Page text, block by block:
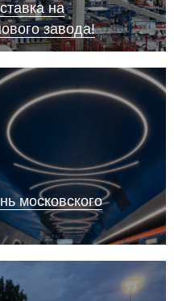
на
завода!
московского